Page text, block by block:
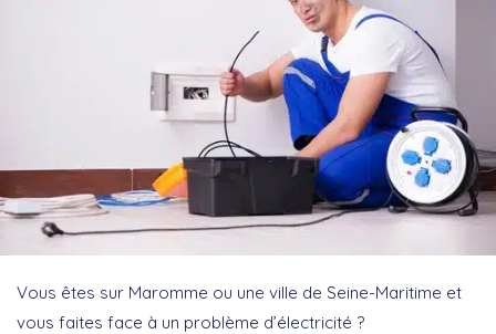
Vous êtes sur Maromme ou une ville de Seine-Maritime et
vous faites face à un problème d’électricité ?